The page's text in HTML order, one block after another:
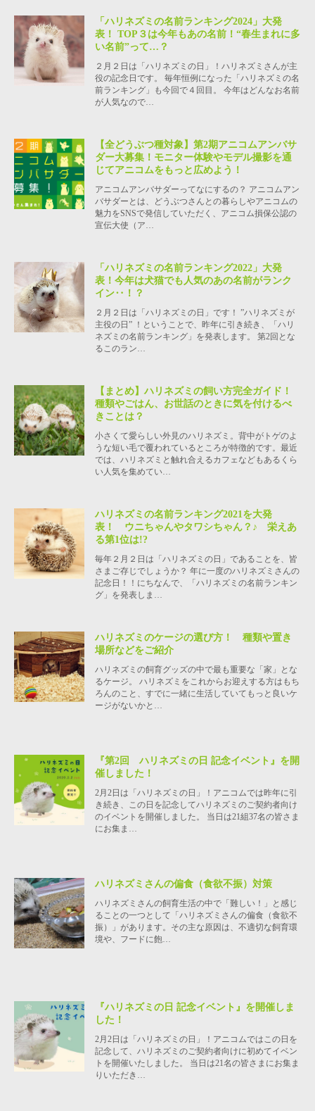
「ハリネズミの名前ランキング2024」大発
表！ TOP３は今年もあの名前！“春生まれに多
い名前”って…？
２月２日は「ハリネズミの日」！ハリネズミさんが主
役の記念日です。 毎年恒例になった「ハリネズミの名
前ランキング」も今回で４回目。 今年はどんなお名前
が人気なので…
【全どうぶつ種対象】第2期アニコムアンバサ
ダー大募集！モニター体験やモデル撮影を通
じてアニコムをもっと広めよう！
アニコムアンバサダーってなにするの？ アニコムアン
バサダーとは、どうぶつさんとの暮らしやアニコムの
魅力をSNSで発信していただく、アニコム損保公認の
宣伝大使（ア…
「ハリネズミの名前ランキング2022」大発
表！今年は犬猫でも人気のあの名前がランク
イン‥！？
２月２日は「ハリネズミの日」です！ ”ハリネズミが
主役の日” ！ということで、昨年に引き続き、「ハリ
ネズミの名前ランキング」を発表します。 第2回とな
るこのラン…
【まとめ】ハリネズミの飼い方完全ガイド！
種類やごはん、お世話のときに気を付けるべ
きことは？
小さくて愛らしい外見のハリネズミ。背中がトゲのよ
うな短い毛で覆われているところが特徴的です。最近
では、ハリネズミと触れ合えるカフェなどもあるくら
い人気を集めてい…
ハリネズミの名前ランキング2021を大発
表！ ウニちゃんやタワシちゃん？♪ 栄えあ
る第1位は!?
毎年２月２日は「ハリネズミの日」であることを、皆
さまご存じでしょうか？ 年に一度のハリネズミさんの
記念日！！にちなんで、「ハリネズミの名前ランキン
グ」を発表しま…
ハリネズミのケージの選び方！ 種類や置き
場所などをご紹介
ハリネズミの飼育グッズの中で最も重要な「家」とな
るケージ。 ハリネズミをこれからお迎えする方はもち
ろんのこと、すでに一緒に生活していてもっと良いケ
ージがないかと…
『第2回 ハリネズミの日 記念イベント』を開
催しました！
2月2日は「ハリネズミの日」！アニコムでは昨年に引
き続き、この日を記念してハリネズミのご契約者向け
のイベントを開催しました。 当日は21組37名の皆さま
にお集ま…
ハリネズミさんの偏食（食欲不振）対策
ハリネズミさんの飼育生活の中で「難しい！」と感じ
ることの一つとして「ハリネズミさんの偏食（食欲不
振）」があります。その主な原因は、不適切な飼育環
境や、フードに飽…
『ハリネズミの日 記念イベント』を開催しま
した！
2月2日は「ハリネズミの日」！アニコムではこの日を
記念して、ハリネズミのご契約者向けに初めてイベン
トを開催いたしました。 当日は21名の皆さまにお集ま
りいただき…